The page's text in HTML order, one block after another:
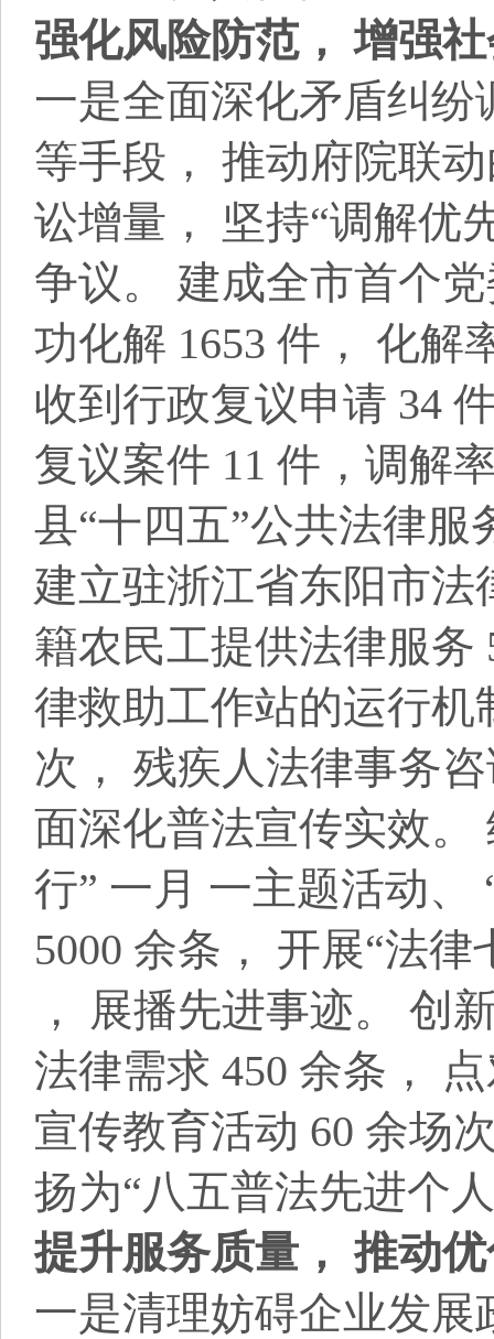
强化风险防范， 增强
一是全面深化矛盾纠
等手段， 推动府院联
讼增量， 坚持“调解优
争议。 建成全市首个
功化解 1653 件， 化解
收到行政复议申请 34
复议案件 11 件，调解
县“十四五”公共法律
建立驻浙江省东阳市
籍农民工提供法律服务
律救助工作站的运行机
次， 残疾人法律事务
面深化普法宣传实效。
行” 一月 一主题活动、
5000 余条， 开展“法
， 展播先进事迹。 创
法律需求 450 余条，
宣传教育活动 60 余场
扬为“八五普法先进个
提升服务质量， 推动
一是清理妨碍企业发